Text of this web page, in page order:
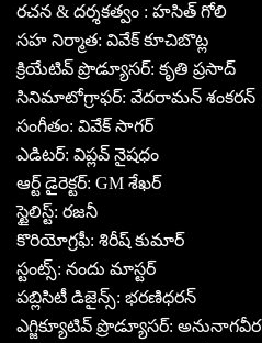
రచన & దర్శకత్వం : హసిత్ గోలి
సహ నిర్మాత: వివేక్ కూచిబొట్ల
క్రియేటివ్ ప్రొడ్యూసర్: కృతి ప్రసాద్
సినిమాటోగ్రాఫర్: వేదరామన్ శంకరన్
సంగీతం: వివేక్ సాగర్
ఎడిటర్: విప్లవ్ నైషధం
ఆర్ట్ డైరెక్టర్: GM శేఖర్
స్టైలిస్ట్: రజనీ
కొరియోగ్రఫీ: శిరీష్ కుమార్
స్టంట్స్: నందు మాస్టర్
పబ్లిసిటీ డిజైన్స్: భరణిధరన్
ఎగ్జిక్యూటివ్ ప్రొడ్యూసర్: అనునాగవీర